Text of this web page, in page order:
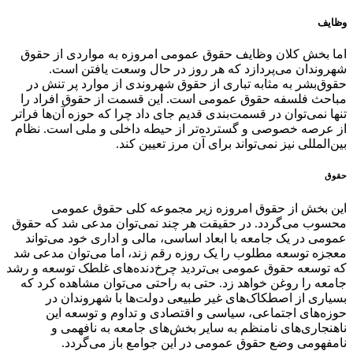
وظایف
اما بخش کلان وظایف حقوق عمومی امروزه به مواردی از حقوق
شهروندان می‌پردازد که هر روز در حال وسعت یافتن است.
حقوق‌بشر به مثابه تباری از حقوق شهروندی از موارد پر تنش در
مباحث فلسفه حقوق عمومی است. این قسمت از حقوق افراد را
تنها نمی‌توان در قسمت‌بندی قدیم جای داد چرا که حوزه آن‌ها فراتر
از عرصه خصوصی و گسترده‌تر از حیطه داخلی و ملی است. نظام
بین‌المللی نیز نمی‌تواند برای آن مرز تعیین کند.
حقوق
این بخش از حقوق امروزه زیر مجموعه کلی حقوق عمومی
محسوب می‌گردد. در حقیقت هر چند نمی‌توان مدعی شد که حقوق
عمومی در یک جامعه با ابعاد اساسی، مالی و اداری خود می‌تواند
معجزه توسعه مطلوب را یک ‌روزه رقم زند، اما می‌توان مدعی شد
که توسعه حقوق عمومی بی‌تردید چرخ‌دنده‌های غلطک توسعه و رشد
جامعه را روغن خواهد زد. حتی به راحتی می‌توان مشاهده کرد که
بسیاری از اصطکاک‌های غیر طبیعی دولت‌ها با شهروندان در
حوزه‌های اجتماعی، سیاسی و اقتصادی و تداوم و توسعه این
ناهنجاری‌های نامنظم به سایر بخش‌های جامعه به نافهمی و
نامفهومی وضع حقوق عمومی در این جوامع باز می‌گردد.